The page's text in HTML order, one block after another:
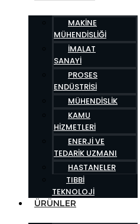
MAKINE
MÜHENDISLIĞI
İMALAT
SANAYI
PROSES
ENDÜSTRISI
MÜHENDISLIK
KAMU
HIZMETLERI
ENERJI VE
TEDARIK UZMANI
HASTANELER
TIBBI
TEKNOLOJI
ÜRÜNLER